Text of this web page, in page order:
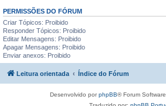
PERMISSÕES DO FÓRUM
Criar Tópicos: Proibido
Responder Tópicos: Proibido
Editar Mensagens: Proibido
Apagar Mensagens: Proibido
Enviar anexos: Proibido
Leitura orientada Índice do Fórum
Desenvolvido porphpBB® Forum